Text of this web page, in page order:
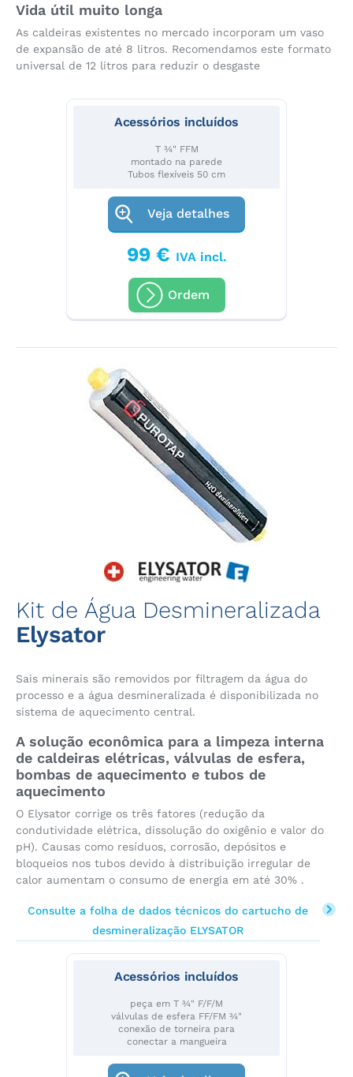
Vida útil muito longa
As caldeiras existentes no mercado incorporam um vaso
de expansão de até 8 litros. Recomendamos este formato
universal de 12 litros para reduzir o desgaste
Acessórios incluídos
T ¾" FFM
montado na parede
Tubos flexíveis 50 cm
Veja detalhes
99 € IVA incl.
Ordem
Kit de Água Desmineralizada
Elysator
Sais minerais são removidos por filtragem da água do
processo e a água desmineralizada é disponibilizada no
sistema de aquecimento central.
A solução econômica para a limpeza interna
de caldeiras elétricas, válvulas de esfera,
bombas de aquecimento e tubos de
aquecimento
O Elysator corrige os três fatores (redução da
condutividade elétrica, dissolução do oxigênio e valor do
pH). Causas como resíduos, corrosão, depósitos e
bloqueios nos tubos devido à distribuição irregular de
calor aumentam o consumo de energia em até 30% .
Consulte a folha de dados técnicos do cartucho de
desmineralização ELYSATOR
Acessórios incluídos
peça em T ¾" F/F/M
válvulas de esfera FF/FM ¾"
conexão de torneira para
conectar a mangueira